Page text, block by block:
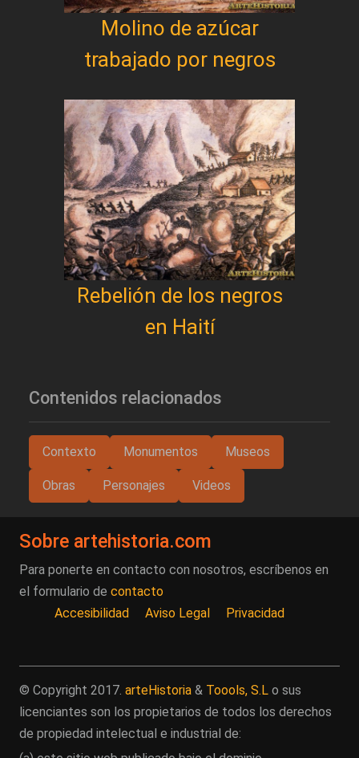
Molino de azúcar
trabajado por negros
Rebelión de los negros
en Haití
Contenidos relacionados
Contexto Monumentos Museos
Obras Personajes Videos
Sobre artehistoria.com
Para ponerte en contacto con nosotros, escríbenos en
el formulario de contacto
Accesibilidad
Aviso Legal Privacidad
© Copyright 2017. arteHistoria & Toools, S.L o sus
licenciantes son los propietarios de todos los derechos
de propiedad intelectual e industrial de: